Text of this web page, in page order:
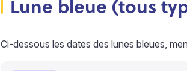
Lune bleue (tous
Ci-dessous les dates des lunes bleues,